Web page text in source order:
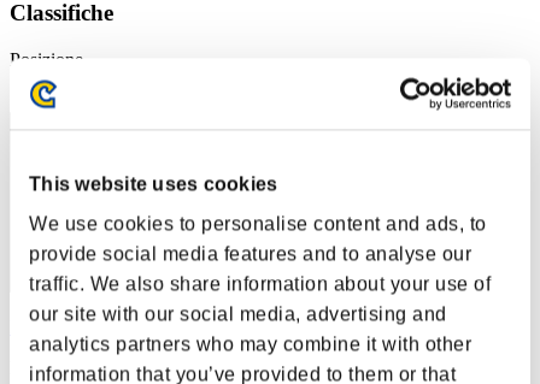
This website uses cookies
We use cookies to personalise content and ads, to
provide social media features and to analyse our
traffic. We also share information about your use of
our site with our social media, advertising and
analytics partners who may combine it with other
information that you’ve provided to them or that
Classifiche
Posizione
Isaoyuki
Punteggio:1139961